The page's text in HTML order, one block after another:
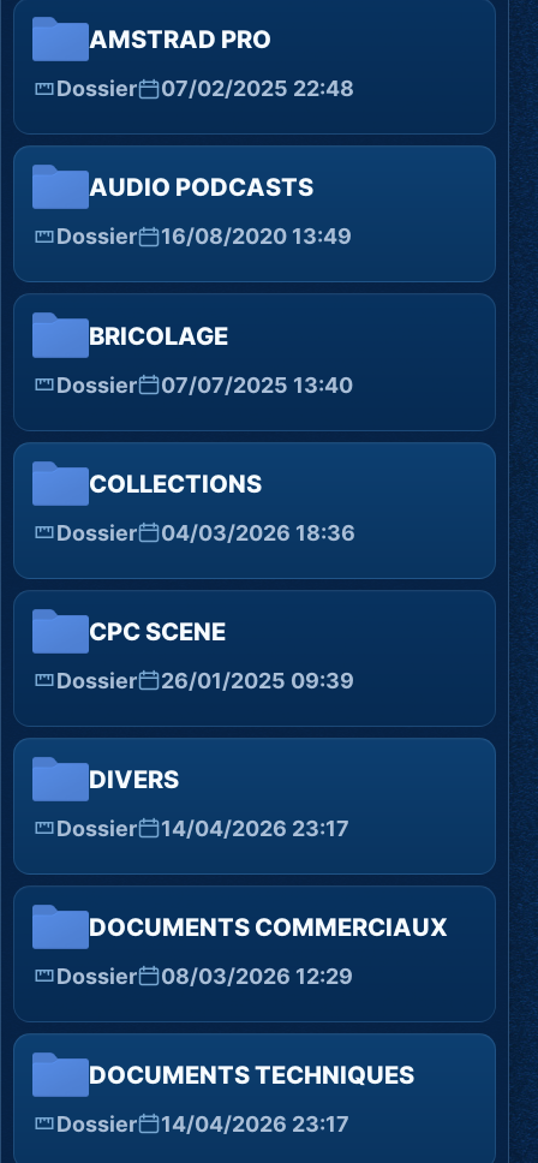
AMSTRAD PRO
Dossier 07/02/2025 22:48
AUDIO PODCASTS
Dossier 16/08/2020 13:49
BRICOLAGE
Dossier 07/07/2025 13:40
COLLECTIONS
Dossier 04/03/2026 18:36
CPC SCENE
Dossier 26/01/2025 09:39
DIVERS
Dossier 14/04/2026 23:17
DOCUMENTS COMMERCIAUX
Dossier 08/03/2026 12:29
DOCUMENTS TECHNIQUES
Dossier 14/04/2026 23:17